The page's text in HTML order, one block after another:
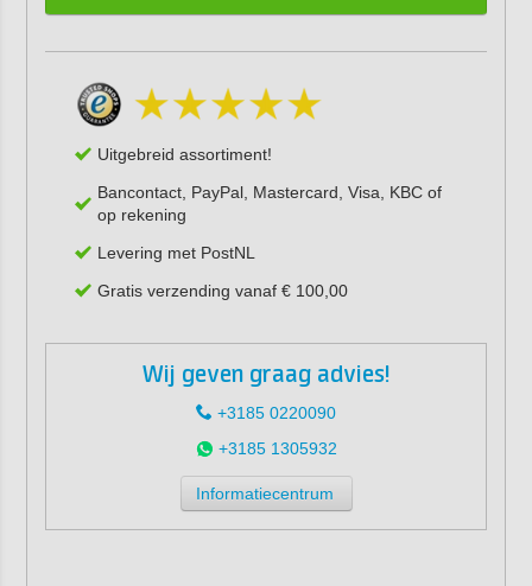
Uitgebreid assortiment!
Bancontact, PayPal, Mastercard, Visa, KBC of
op rekening
Levering met PostNL
Gratis verzending vanaf € 100,00
Wij geven graag advies!
+3185 0220090
+3185 1305932
Informatiecentrum